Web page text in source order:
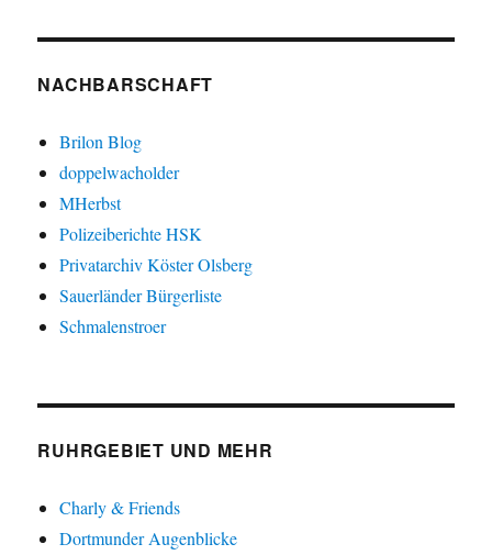
NACHBARSCHAFT
Brilon Blog
doppelwacholder
MHerbst
Polizeiberichte HSK
Privatarchiv Köster Olsberg
Sauerländer Bürgerliste
Schmalenstroer
RUHRGEBIET UND MEHR
Charly & Friends
Dortmunder Augenblicke